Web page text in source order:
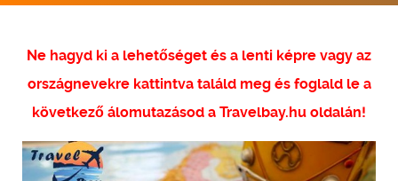
Ne hagyd ki a lehetőséget és a lenti képre vagy az
országnevekre kattintva találd meg és foglald le a
következő álomutazásod a Travelbay.hu oldalán!